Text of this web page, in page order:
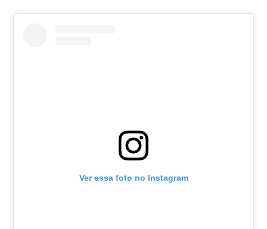
Ver essa foto no Instagram